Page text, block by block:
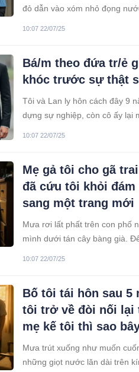
đỏ dẫn vào xóm nhỏ đọng
10:07 22/07/25
Bá/m theo đứa tr/ẻ
khóc trước sự thật
Tôi và Lan ly hôn cách đây 9
dựng sự nghiệp, còn cô ấy lại
10:07 22/07/25
Mẹ gả tôi cho gã
đã cứu tôi khỏi
sang một trang mới
Mưa rơi lất phất trên con phố
mình dưới tán cây bàng già.
10:07 22/07/25
Bố tôi tái hôn sau 5
tôi trở về đòi nối lại
mẹ kế tôi thì sao
Mưa trút xuống như muốn
những giọt nước lăn dài trên